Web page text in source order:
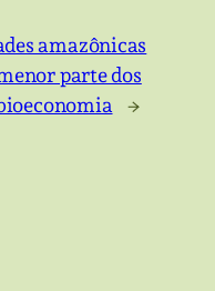
amazônicas
parte dos
→